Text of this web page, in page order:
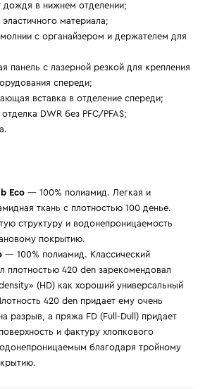
дождя в нижнем отделении;
материала;
с органайзером и держателем для
панель с лазерной резкой для крепления
спереди;
вставка в отделение спереди;
DWR без PFC/PFAS;
Eco — 100% полиамид. Легкая и
ткань с плотностью 100 денье.
структуру и водонепроницаемость
покрытию.
— 100% полиамид. Классический
плотностью 420 den зарекомендовал
(HD) как хороший универсальный
420 den придает ему очень
разрыв, а пряжа FD (Full-Dull) придает
и фактуру хлопкового
благодаря тройному